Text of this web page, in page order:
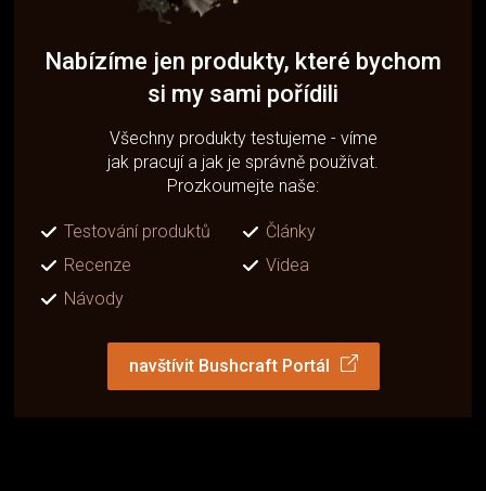
Nabízíme jen produkty, které bychom
si my sami pořídili
Všechny produkty testujeme - víme
jak pracují a jak je správně používat.
Prozkoumejte naše:
Testování produktů
Články
Recenze
Videa
Návody
navštívit Bushcraft Portál